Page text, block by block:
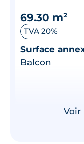
69.30 m²
TVA 20%
Surface
Balcon
Voir